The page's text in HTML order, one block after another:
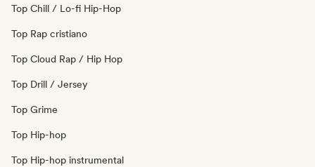
Top Chill / Lo-fi Hip-Hop
Top Rap cristiano
Top Cloud Rap / Hip Hop
Top Drill / Jersey
Top Grime
Top Hip-hop
Top Hip-hop instrumental